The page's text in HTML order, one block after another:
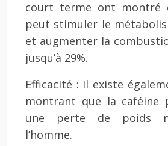
court terme ont montré
peut stimuler le
et augmenter la
jusqu’à 29%.
Efficacité : Il existe
montrant que la caféine
une perte de poids
l’homme.